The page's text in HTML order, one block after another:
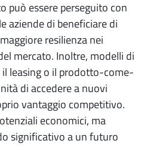
può essere perseguito con
aziende di beneficiare di
resilienza nei
mercato. Inoltre, modelli di
leasing o il prodotto-come-
di accedere a nuovi
vantaggio competitivo.
economici, ma
significativo a un futuro